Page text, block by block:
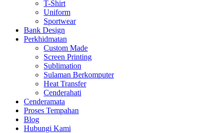
T-Shirt
Uniform
Sportwear
Bank Design
Perkhidmatan
Custom Made
Screen Printing
Sublimation
Sulaman Berkomputer
Heat Transfer
Cenderahati
Cenderamata
Proses Tempahan
Blog
Hubungi Kami